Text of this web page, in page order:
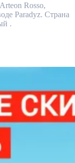
Rosso,
Paradyz. Страна
.